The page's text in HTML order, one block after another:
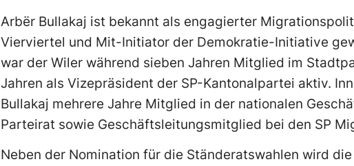
Arbër Bullakaj ist bekannt als engagierter
Vierviertel und Mit-Initiator der Demokratie-Initiative
war der Wiler während sieben Jahren Mitglied im
Jahren als Vizepräsident der SP-Kantonalpartei aktiv.
Bullakaj mehrere Jahre Mitglied in der nationalen
Parteirat sowie Geschäftsleitungsmitglied bei den SP
Neben der Nomination für die Ständeratswahlen wird